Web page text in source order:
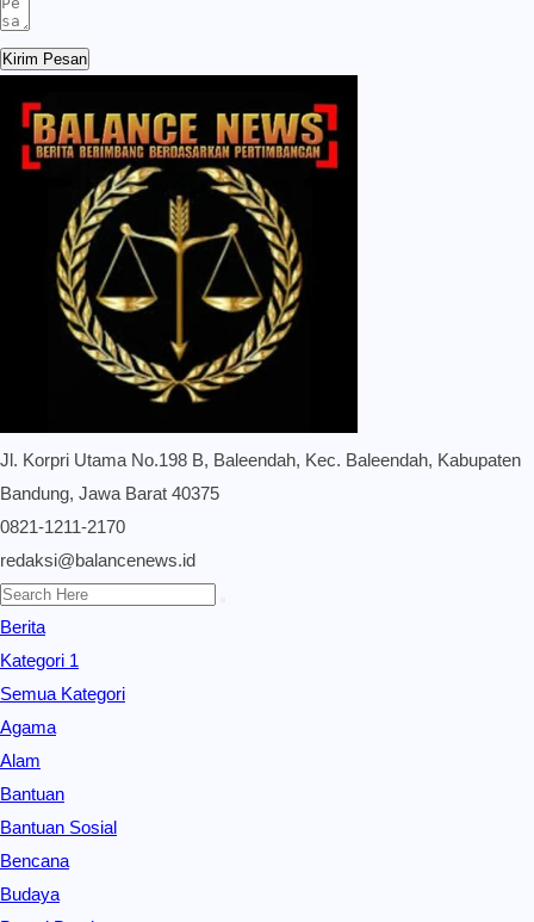
Kirim Pesan
Jl. Korpri Utama No.198 B, Baleendah, Kec. Baleendah, Kabupaten
Bandung, Jawa Barat 40375
0821-1211-2170
redaksi@balancenews.id
Berita
Kategori 1
Semua Kategori
Agama
Alam
Bantuan
Bantuan Sosial
Bencana
Budaya